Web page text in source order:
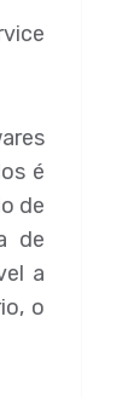
é
de
de
a
o